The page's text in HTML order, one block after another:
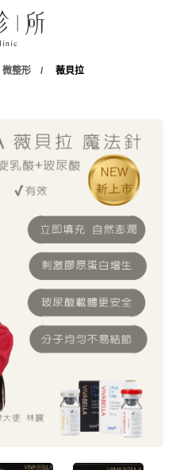
微整形 薇貝拉